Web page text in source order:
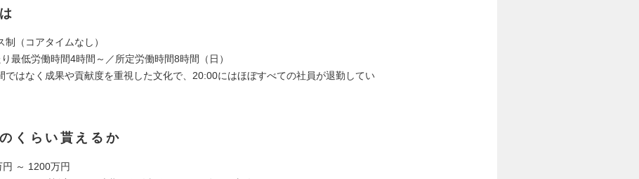
制（コアタイムなし）
最低労働時間4時間～／所定労働時間8時間（日）
ではなく成果や貢献度を重視した文化で、20:00にはほぼすべての社員が退勤してい
くらい貰えるか
～ 1200万円